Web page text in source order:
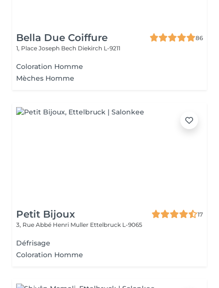
Bella Due Coiffure
86
1, Place Joseph Bech Diekirch L-9211
Coloration Homme
Mèches Homme
Petit Bijoux
17
3, Rue Abbé Henri Muller Ettelbruck L-9065
Défrisage
Coloration Homme